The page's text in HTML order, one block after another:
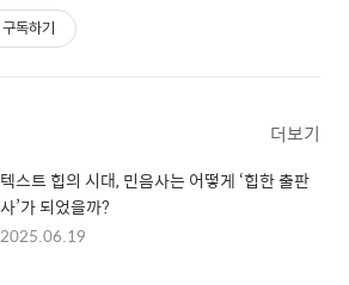
구독하기
더보기
텍스트 힙의 시대, 민음사는 어떻게 ‘힙한 출판
사’가 되었을까?
2025.06.19